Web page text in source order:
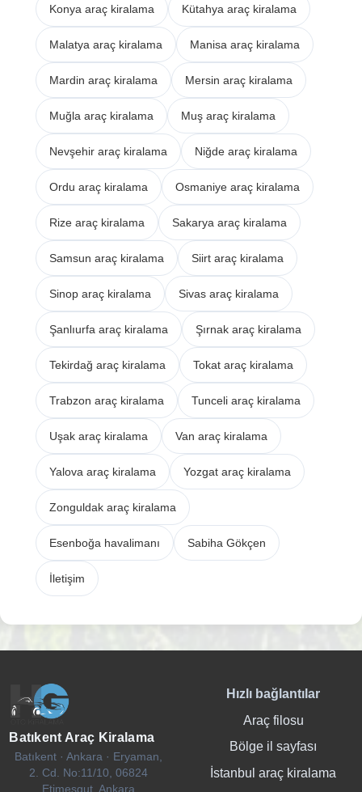
Konya araç kiralama Kütahya araç kiralama
Malatya araç kiralama Manisa araç kiralama
Mardin araç kiralama Mersin araç kiralama
Muğla araç kiralama Muş araç kiralama
Nevşehir araç kiralama Niğde araç kiralama
Ordu araç kiralama Osmaniye araç kiralama
Rize araç kiralama Sakarya araç kiralama
Samsun araç kiralama Siirt araç kiralama
Sinop araç kiralama Sivas araç kiralama
Şanlıurfa araç kiralama Şırnak araç kiralama
Tekirdağ araç kiralama Tokat araç kiralama
Trabzon araç kiralama Tunceli araç kiralama
Uşak araç kiralama Van araç kiralama
Yalova araç kiralama Yozgat araç kiralama
Zonguldak araç kiralama
Esenboğa havalimanı Sabiha Gökçen
İletişim
Batıkent Araç Kiralama
Batıkent · Ankara · Eryaman,
2. Cd. No:11/10, 06824
Etimesgut, Ankara
Hızlı bağlantılar
Araç filosu
Bölge il sayfası
İstanbul araç kiralama